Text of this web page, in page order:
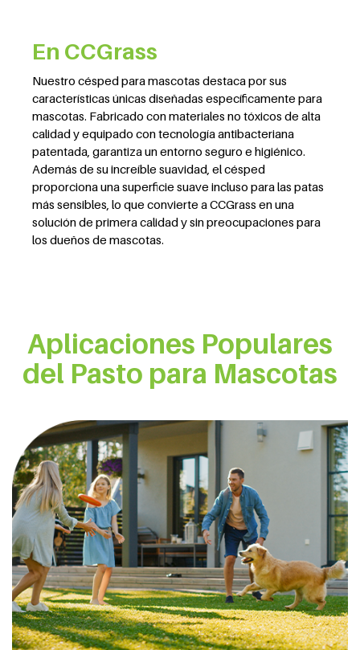
En CCGrass
Nuestro césped para mascotas destaca por sus
características únicas diseñadas específicamente para
mascotas. Fabricado con materiales no tóxicos de alta
calidad y equipado con tecnología antibacteriana
patentada, garantiza un entorno seguro e higiénico.
Además de su increíble suavidad, el césped
proporciona una superficie suave incluso para las patas
más sensibles, lo que convierte a CCGrass en una
solución de primera calidad y sin preocupaciones para
los dueños de mascotas.
Aplicaciones Populares
del Pasto para Mascotas